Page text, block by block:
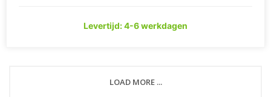
Levertijd: 4-6 werkdagen
LOAD MORE ...